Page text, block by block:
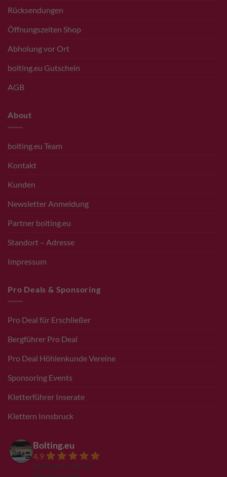
Rücksendungen
Öffnungszeiten Shop
Abholung vor Ort
bolting.eu Gutschein
AGB
About
bolting.eu Team
Kontakt
Kunden
Newsletter Anmeldung
Partner bolting.eu
Standort – Adresse
Impressum
Pro Deals & Sponsoring
Pro Deal für Erschließer
Bergführer Pro Deal
Pro Deal Höhlenkunde Vereine
Sponsoring Events
Kletterführer Inserate
Klettern Innsbruck
Bolting.eu
4.9
Basierend auf 94